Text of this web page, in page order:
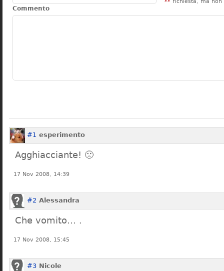
Commento
#1 esperimento
Agghiacciante! 🙁
17 Nov 2008, 14:39
#2 Alessandra
Che vomito… .
17 Nov 2008, 15:45
#3 Nicole